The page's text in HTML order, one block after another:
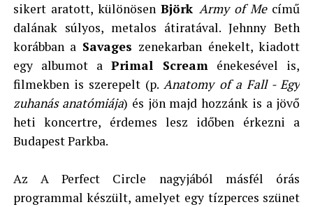
sikert aratott, különösenBjörk Army of Mecímű
dalának súlyos, metalos átiratával. Jehnny Beth
korábban a Savages zenekarban énekelt, kiadott
egy albumot aPrimal Screaménekesével is,
filmekben is szerepelt (p.Anatomy of a Fall - Egy
zuhanás anatómiája) és jön majd hozzánk is a jövő
heti koncertre, érdemes lesz időben érkezni a
Budapest Parkba.
Az A Perfect Circle nagyjából másfél órás
programmal készült, amelyet egy tízperces szünet